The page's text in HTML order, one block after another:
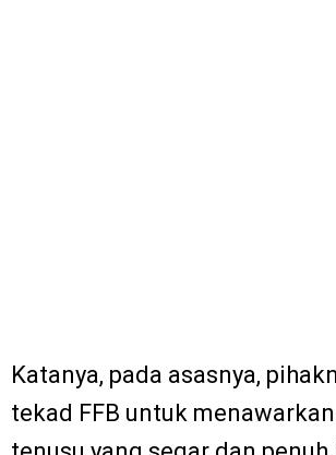
Katanya, pada asasnya,
tekad FFB untuk